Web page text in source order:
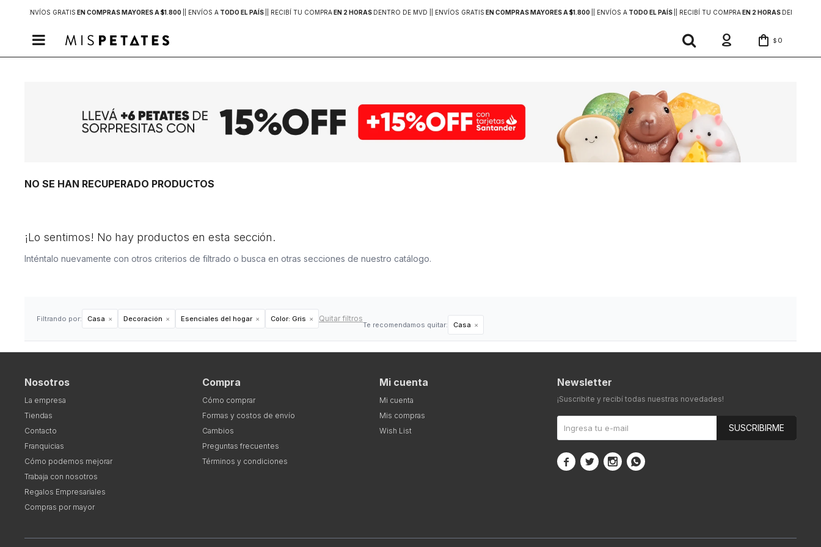
| ENVÍOS GRATISEN COMPRAS MAYORES A $1.800| | ENVÍOS ATODO EL PAÍS| | RECIBÍ TU COMPRAEN 2 HORASDENTRO DE MVD | | ENVÍOS GRATISEN COMPRAS MAYORES A $1.800| | ENVÍOS ATODO EL PAÍS| | RECIBÍ TU COMPRAEN 2 HORASDENTRO DE
 $ 0
NO SE HAN RECUPERADO PRODUCTOS
¡Lo sentimos! No hay productos en esta sección.
Inténtalo nuevamente con otros criterios de filtrado o busca en otras secciones de nuestro catálogo.
Filtrando por: Casa Decoración Esenciales del hogar Color: Gris Quitar filtros
Te recomendamos quitar: Casa
Nosotros
La empresa
Tiendas
Contacto
Franquicias
Cómo podemos mejorar
Trabaja con nosotros
Regalos Empresariales
Compras por mayor
Compra
Cómo comprar
Formas y costos de envío
Cambios
Preguntas frecuentes
Términos y condiciones
Mi cuenta
Mi cuenta
Mis compras
Wish List
Newsletter
¡Suscribite y recibí todas nuestras novedades!
SUSCRIBIRME
   